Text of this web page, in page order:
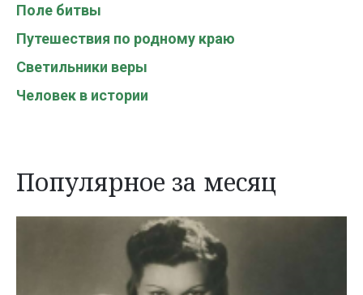
Поле битвы
Путешествия по родному краю
Светильники веры
Человек в истории
Популярное за месяц